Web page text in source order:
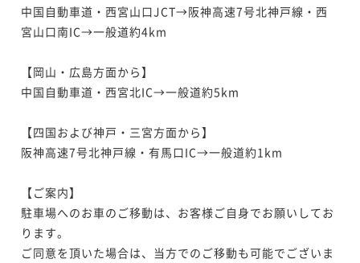
中国自動車道・西宮山口JCT→阪神高速7号北神戸線・西
宮山口南IC→一般道約4km
【岡山・広島方面から】
中国自動車道・西宮北IC→一般道約5km
【四国および神戸・三宮方面から】
阪神高速7号北神戸線・有馬口IC→一般道約1km
【ご案内】
駐車場へのお車のご移動は、お客様ご自身でお願いしてお
ります。
ご同意を頂いた場合は、当方でのご移動も可能でございま